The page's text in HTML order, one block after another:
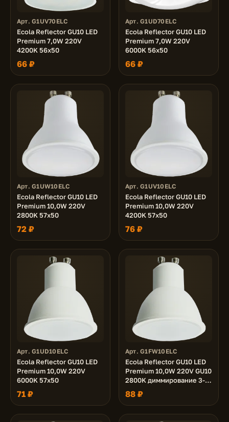
Арт. G1UV70ELC
Ecola Reflector GU10 LED
Premium 7,0W 220V
4200K 56x50
66 ₽
Арт. G1UD70ELC
Ecola Reflector GU10 LED
Premium 7,0W 220V
6000K 56x50
66 ₽
Арт. G1UW10ELC
Ecola Reflector GU10 LED
Premium 10,0W 220V
2800K 57x50
72 ₽
Арт. G1UV10ELC
Ecola Reflector GU10 LED
Premium 10,0W 220V
4200K 57x50
76 ₽
Арт. G1UD10ELC
Ecola Reflector GU10 LED
Premium 10,0W 220V
6000K 57x50
71 ₽
Арт. G1FW10ELC
Ecola Reflector GU10 LED
Premium 10,0W 220V GU10
2800K диммирование 3-х
ступ. (100% -50% - 10% )
матовая 48x50
88 ₽